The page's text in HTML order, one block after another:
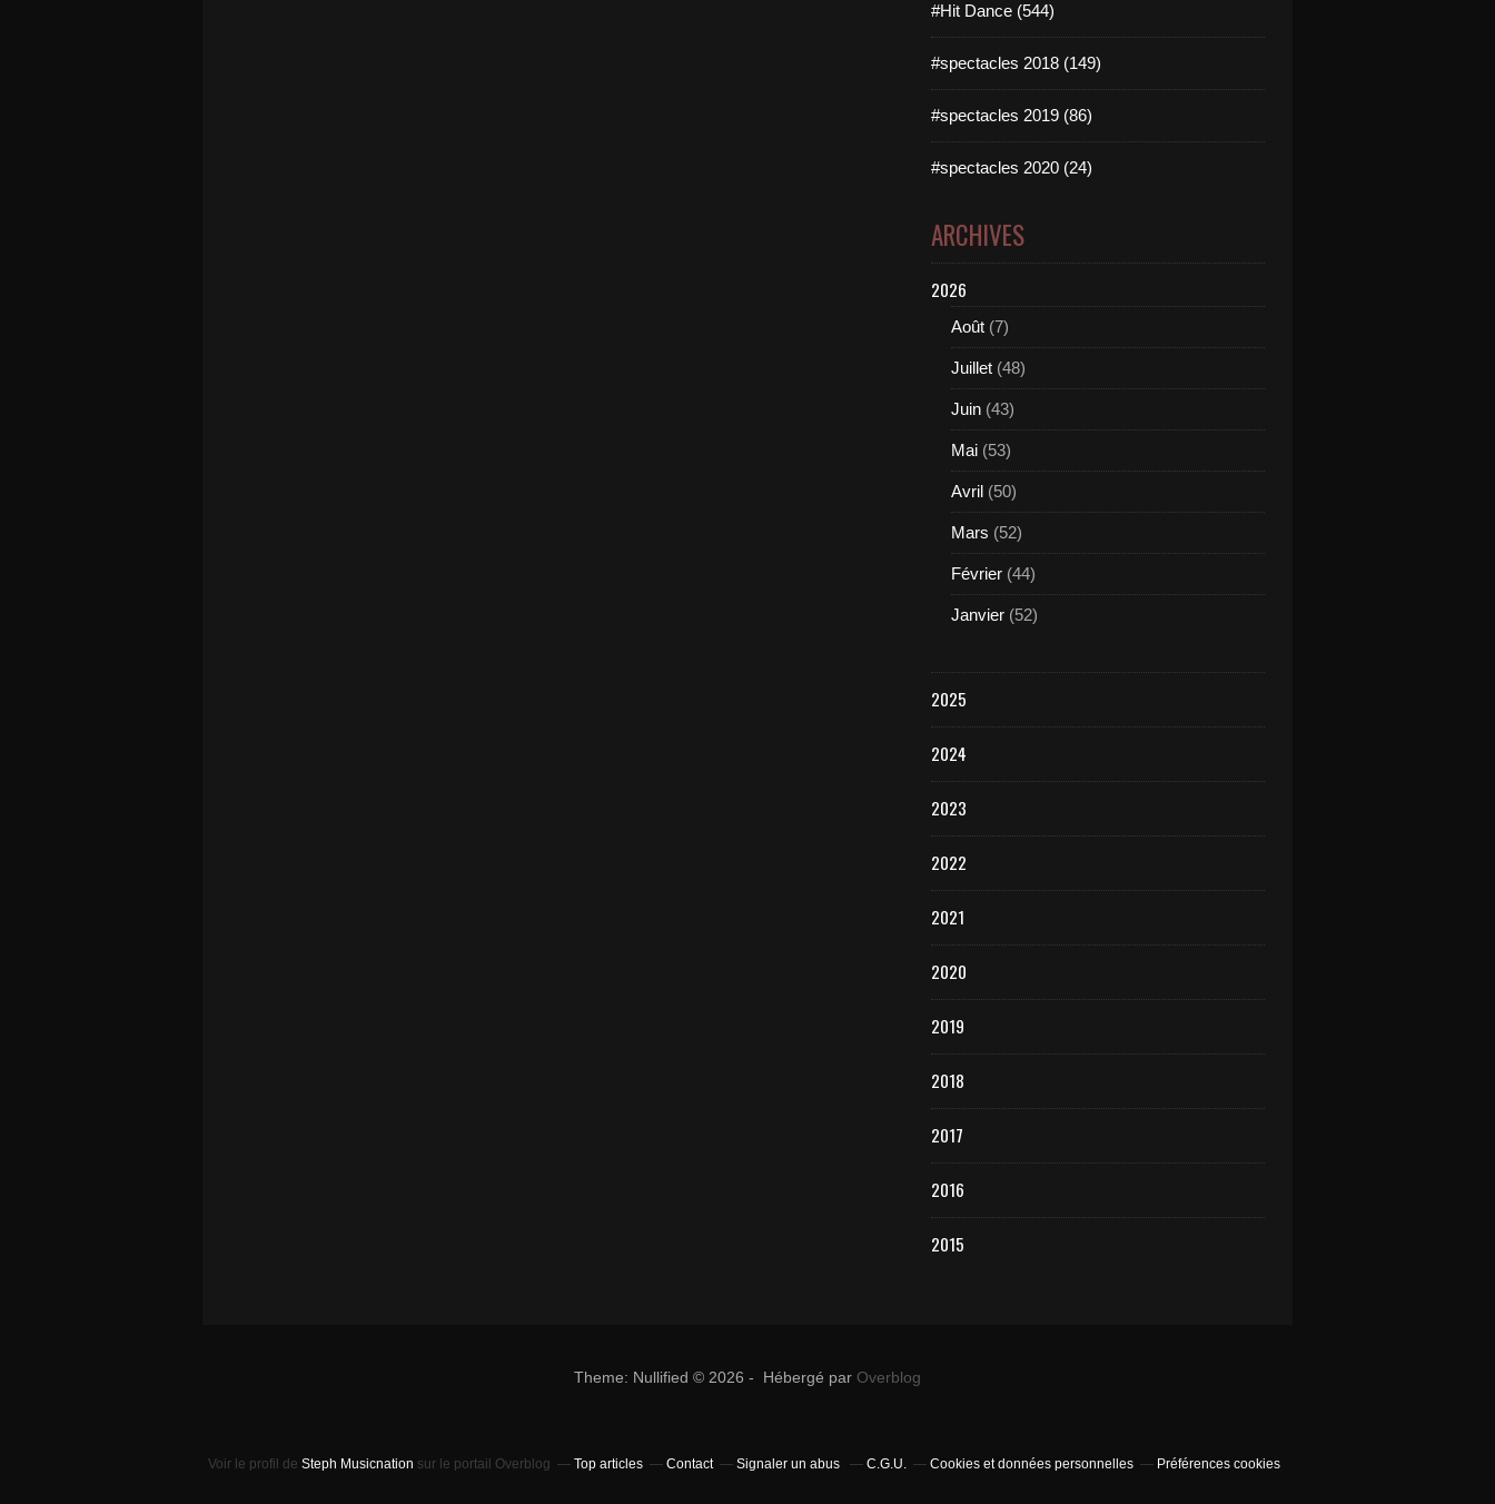
#Hit Dance (544)
#spectacles 2018 (149)
#spectacles 2019 (86)
#spectacles 2020 (24)
ARCHIVES
2026
Août (7)
Juillet (48)
Juin (43)
Mai (53)
Avril (50)
Mars (52)
Février (44)
Janvier (52)
2025
2024
2023
2022
2021
2020
2019
2018
2017
2016
2015
Theme: Nullified © 2026 - Hébergé par Overblog
Voir le profil de Steph Musicnation sur le portail Overblog Top articles Contact Signaler un abus C.G.U. Cookies et données personnelles Préférences cookies